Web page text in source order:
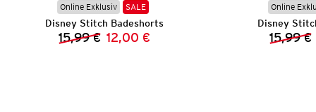
Online Exklusiv SALE
Disney Stitch Badeshorts
Vorheriger Preis:
15,99 € Neuer Preis:
12,00 €
Online
Disney
15,99 €